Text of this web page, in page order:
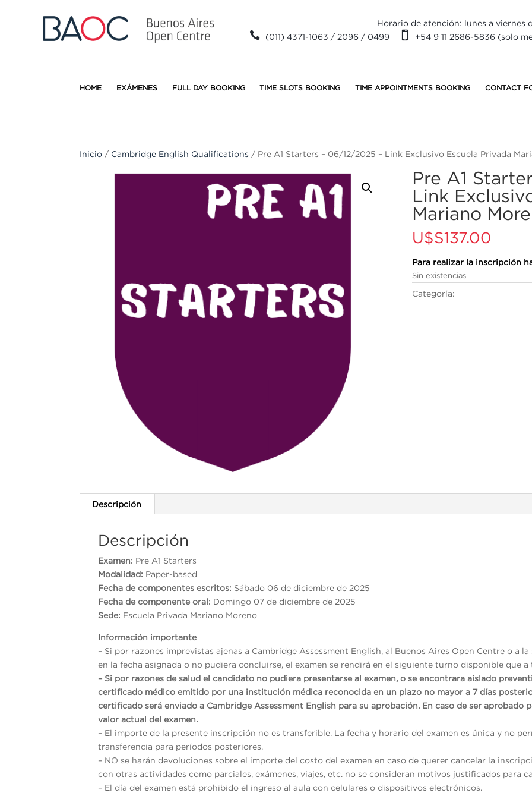
Horario de atención: lunes a viernes
 (011) 4371-1063 / 2096 / 0499  +54 9 11 2686-5836 (solo
HOME EXÁMENES FULL DAY BOOKING TIME SLOTS BOOKING TIME APPOINTMENTS BOOKING CONTACT
Inicio / Cambridge English Qualifications / Pre A1 Starters – 06/12/2025 – Link Exclusivo Escuela Privada
Pre A1
Link
Mariano
U$S137.00
Para realizar la inscripción
Sin existencias
Categoría:
Descripción
Descripción
Examen: Pre A1 Starters
Modalidad: Paper-based
Fecha de componentes escritos: Sábado 06 de diciembre de 2025
Fecha de componente oral: Domingo 07 de diciembre de 2025
Sede: Escuela Privada Mariano Moreno
Información importante
– Si por razones imprevistas ajenas a Cambridge Assessment English, al Buenos Aires Open Centre o a
en la fecha asignada o no pudiera concluirse, el examen se rendirá en el siguiente turno disponible que a
– Si por razones de salud el candidato no pudiera presentarse al examen, o se encontrara aislado
certificado médico emitido por una institución médica reconocida en un plazo no mayor a 7 días
certificado será enviado a Cambridge Assessment English para su aprobación. En caso de ser aprobado
valor actual del examen.
– El importe de la presente inscripción no es transferible. La fecha y horario del examen es única y no
transferencia para períodos posteriores.
– NO se harán devoluciones sobre el importe del costo del examen en caso de querer cancelar la
con otras actividades como parciales, exámenes, viajes, etc. no se consideran motivos justificados para
– El día del examen está prohibido el ingreso al aula con celulares o dispositivos electrónicos.